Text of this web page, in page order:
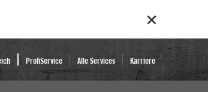
ProfiService Alle Services Karriere